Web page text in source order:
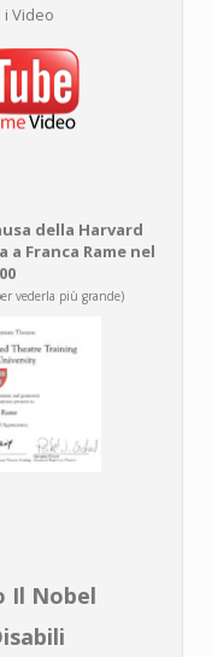
Video
della Harvard
Franca Rame nel
vederla più grande)
Il Nobel